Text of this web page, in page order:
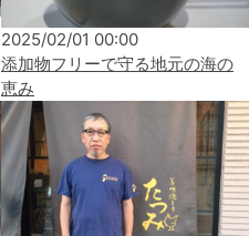
2025/02/01 00:00
添加物フリーで守る地元の海の
恵み